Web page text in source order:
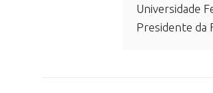
Universidade
Presidente da